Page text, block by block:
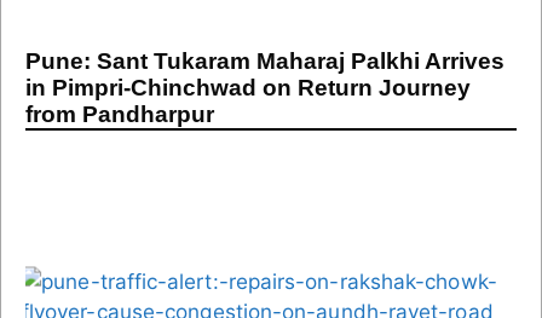
Pune: Sant Tukaram Maharaj Palkhi Arrives
in Pimpri-Chinchwad on Return Journey
from Pandharpur